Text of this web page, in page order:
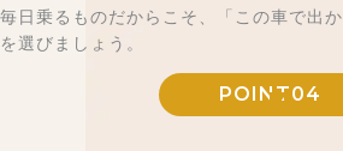
毎日乗るものだからこそ、「この車で出
を選びましょう。
POINT04